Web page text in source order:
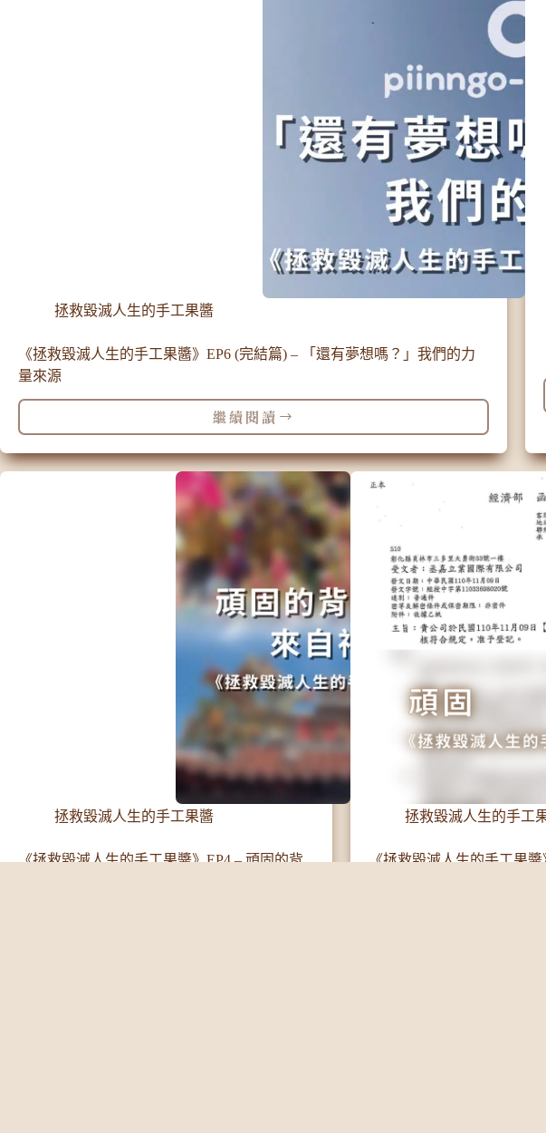
拯救毀滅人生的手工果醬
《拯救毀滅人生的手工果醬》EP6 (完結篇) – 「還有夢想嗎？」我們的力
量來源
繼續閱讀
拯救毀滅人生的手工果醬
《拯救毀滅人生的手工果醬》EP4 – 頑固的背
拯救毀滅人生的手工
《拯救毀滅人生的手工果醬